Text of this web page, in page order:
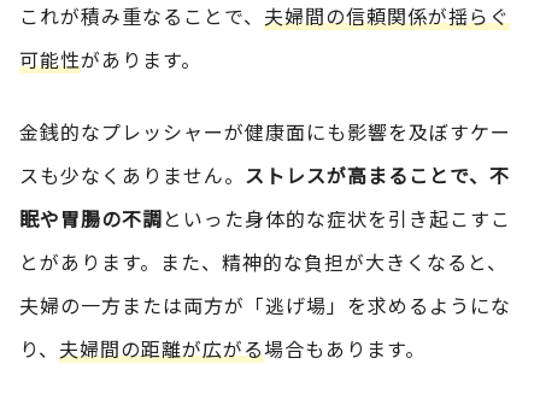
これが積み重なることで、 夫婦間の信頼関係が揺らぐ
可能性があります。
金銭的なプレッシャーが健康面にも影響を及ぼすケー
スも少なくありません。 ストレスが高まることで、不
眠や胃腸の不調といった身体的な症状を引き起こすこ
とがあります。また、精神的な負担が大きくなると、
夫婦の一方または両方が「逃げ場」を求めるようにな
り、 夫婦間の距離が広がる場合もあります。